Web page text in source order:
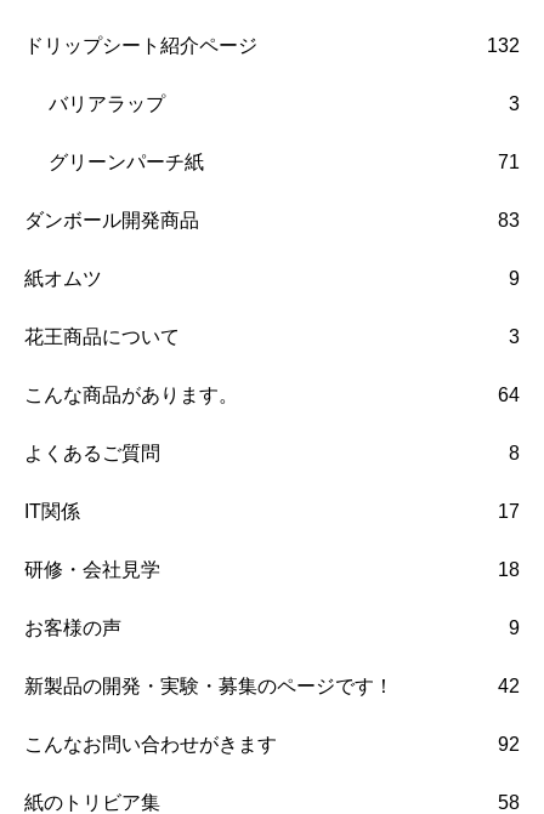
ドリップシート紹介ページ 132
バリアラップ 3
グリーンパーチ紙 71
ダンボール開発商品 83
紙オムツ 9
花王商品について 3
こんな商品があります。 64
よくあるご質問 8
IT関係 17
研修・会社見学 18
お客様の声 9
新製品の開発・実験・募集のページです！ 42
こんなお問い合わせがきます 92
紙のトリビア集 58